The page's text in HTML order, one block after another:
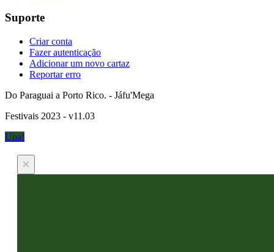
Suporte
Criar conta
Fazer autenticação
Adicionar um novo cartaz
Reportar erro
Do Paraguai a Porto Rico. - Jáfu'Mega
Festivais 2023 - v11.03
Upa!
×